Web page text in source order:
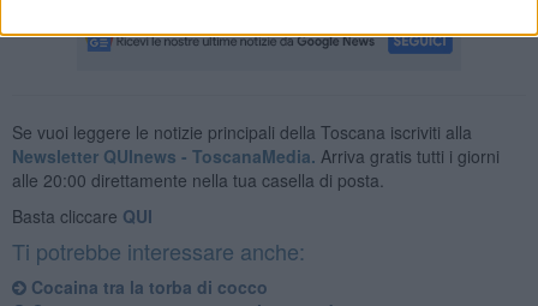
Se vuoi leggere le notizie principali della Toscana iscriviti alla
Newsletter QUInews - ToscanaMedia. Arriva gratis tutti i giorni
alle 20:00 direttamente nella tua casella di posta.
Basta cliccare QUI
Ti potrebbe interessare anche:
Cocaina tra la torba di cocco